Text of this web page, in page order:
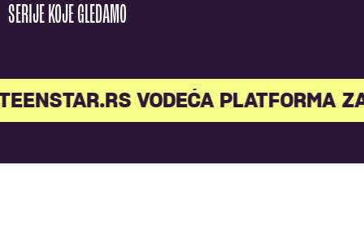
SERIJE KOJE GLEDAMO
VODEĆA PLATFORMA